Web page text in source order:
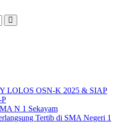
LOLOS OSN-K 2025 & SIAP
N 1 Sekayam
Tertib di SMA Negeri 1